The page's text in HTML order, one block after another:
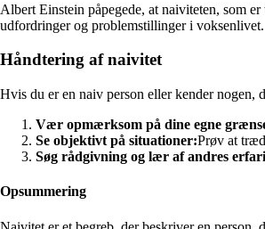
Albert Einstein påpegede, at naiviteten, som
udfordringer og problemstillinger i voksenlivet.
Håndtering af naivitet
Hvis du er en naiv person eller kender nogen,
Vær opmærksom på dine egne
Se objektivt på situationer:Prøv at
Søg rådgivning og lær af andres
Opsummering